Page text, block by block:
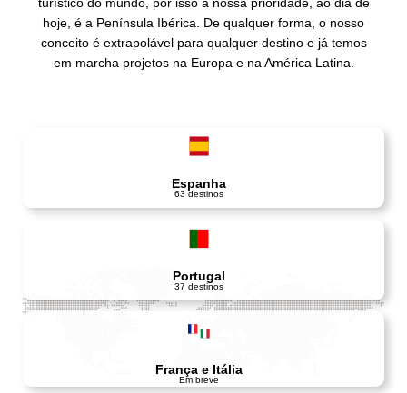
turístico do mundo, por isso a nossa prioridade, ao dia de
hoje, é a Península Ibérica. De qualquer forma, o nosso
conceito é extrapolável para qualquer destino e já temos
em marcha projetos na Europa e na América Latina.
Portugal
37 destinos
Espanha
63 destinos
França e Itália
Em breve